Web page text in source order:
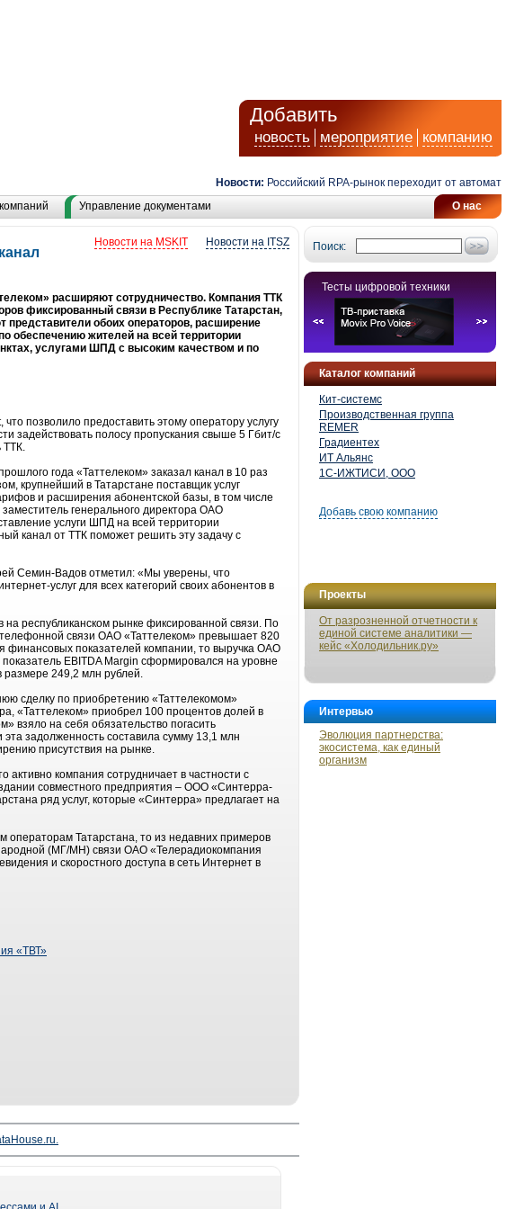
Добавить
новость мероприятие компанию
Новости: Российский RPA-рынок переходит от
О нас
Управление документами
Поиск:
Тесты цифровой техники
Каталог компаний
Кит-системс
Производственная группа
REMER
Градиентех
ИТ Альянс
1С-ИЖТИСИ, ООО
Добавь свою компанию
Проекты
От разрозненной отчетности к
единой системе аналитики —
кейс «Холодильник.ру»
Интервью
Эволюция партнерства:
экосистема, как единый
организм
Новости на ITSZ
Новости на MSKIT
расширяют сотрудничество. Компания ТТК
фиксированный связи в Республике Татарстан,
представители обоих операторов, расширение
обеспечению жителей на всей территории
услугами ШПД с высоким качеством и по
позволило предоставить этому оператору услугу
задействовать полосу пропускания свыше 5 Гбит/с
ТТК.
года «Таттелеком» заказал канал в 10 раз
крупнейший в Татарстане поставщик услуг
и расширения абонентской базы, в том числе
генерального директора ОАО
услуги ШПД на всей территории
канал от ТТК поможет решить эту задачу с
Семин-Вадов отметил: «Мы уверены, что
услуг для всех категорий своих абонентов в
республиканском рынке фиксированной связи. По
связи ОАО «Таттелеком» превышает 820
финансовых показателей компании, то выручка ОАО
EBITDA Margin сформировался на уровне
размере 249,2 млн рублей.
сделку по приобретению «Таттелекомом»
«Таттелеком» приобрел 100 процентов долей в
взяло на себя обязательство погасить
задолженность составила сумму 13,1 млн
присутствия на рынке.
активно компания сотрудничает в частности с
совместного предприятия – ООО «Синтерра-
ряд услуг, которые «Синтерра» предлагает на
операторам Татарстана, то из недавних примеров
(МГ/МН) связи ОАО «Телерадиокомпания
и скоростного доступа в сеть Интернет в
«ТВТ»